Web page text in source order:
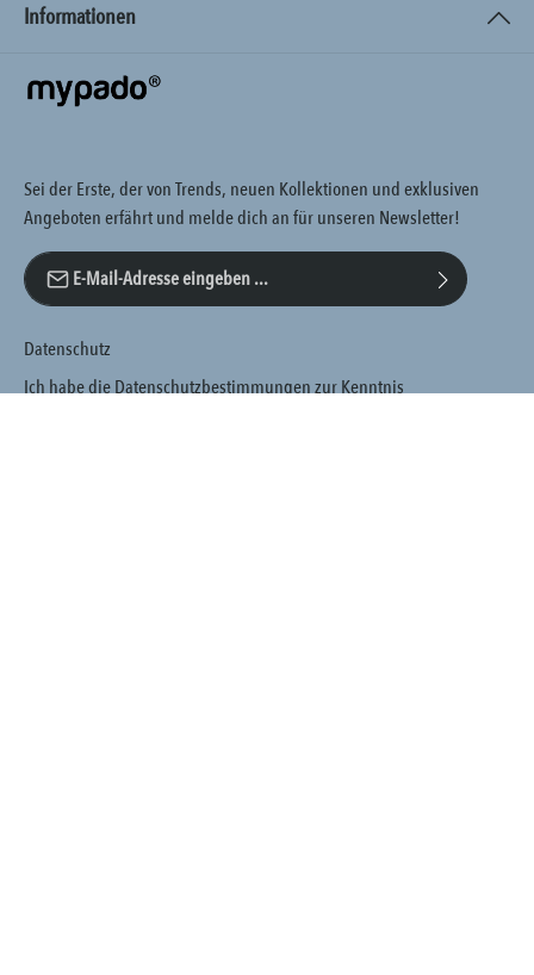
Informationen
Sei der Erste, der von Trends, neuen Kollektionen und exklusiven
Angeboten erfährt und melde dich an für unseren Newsletter!
E-Mail-Adresse*
Datenschutz
Ich habe dieDatenschutzbestimmungenzur Kenntnis